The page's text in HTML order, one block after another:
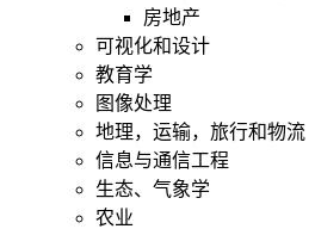
房地产
可视化和设计
教育学
图像处理
地理，运输，旅行和物流
信息与通信工程
生态、气象学
农业